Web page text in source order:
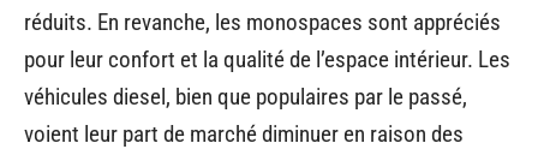
réduits. En revanche, les monospaces sont appréciés
pour leur confort et la qualité de l’espace intérieur. Les
véhicules diesel, bien que populaires par le passé,
voient leur part de marché diminuer en raison des